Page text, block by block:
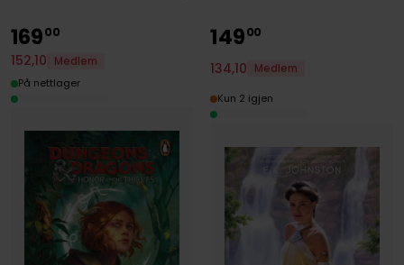
16900
152,10
Medlem
På nettlager
14900
134,10 Medlem
Kun 2 igjen